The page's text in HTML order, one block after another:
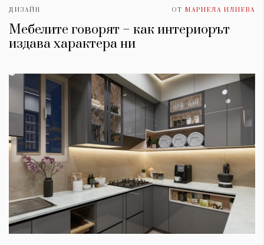
ДИЗАЙН ОТ МАРИЕЛА ИЛИЕВА
Мебелите говорят – как интериорът
издава характера ни